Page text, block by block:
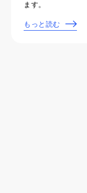
ます。
もっと読む